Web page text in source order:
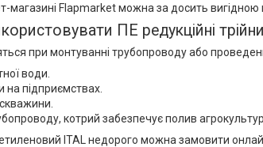
магазині Flapmarket можна за досить вигідною
ПЕ редукційні
при монтуванні трубопроводу або
води.
на підприємствах.
котрий забезпечує полив агрокультур.
ITAL недорого можна замовити